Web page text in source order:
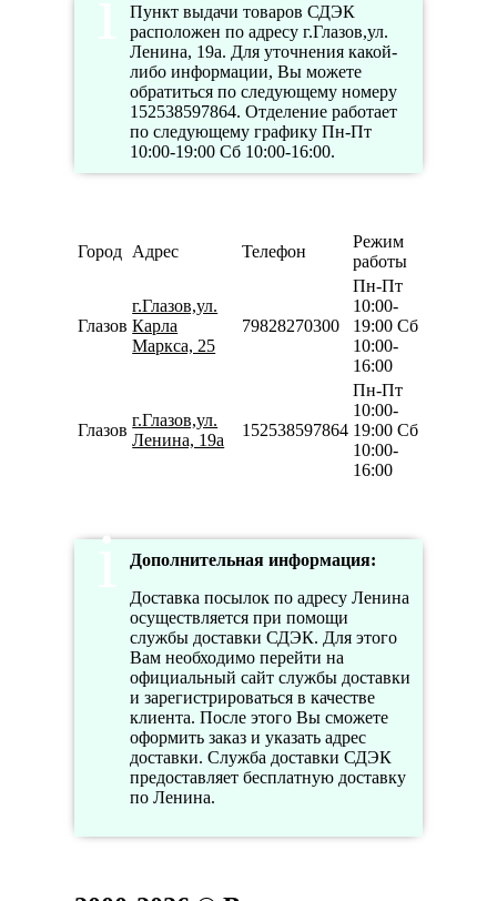
Пункт выдачи товаров СДЭК
расположен по адресу г.Глазов,ул.
Ленина, 19а. Для уточнения какой-
либо информации, Вы можете
обратиться по следующему номеру
152538597864. Отделение работает
по следующему графику Пн-Пт
10:00-19:00 Сб 10:00-16:00.
Город Адрес Телефон
Режим
работы
Глазов
г.Глазов,ул.
Карла
Маркса, 25
79828270300
Пн-Пт
10:00-
19:00 Сб
10:00-
16:00
Глазов
г.Глазов,ул.
Ленина, 19а
152538597864
Пн-Пт
10:00-
19:00 Сб
10:00-
16:00
Дополнительная информация:
Доставка посылок по адресу Ленина
осуществляется при помощи
службы доставки СДЭК. Для этого
Вам необходимо перейти на
официальный сайт службы доставки
и зарегистрироваться в качестве
клиента. После этого Вы сможете
оформить заказ и указать адрес
доставки. Служба доставки СДЭК
предоставляет бесплатную доставку
по Ленина.